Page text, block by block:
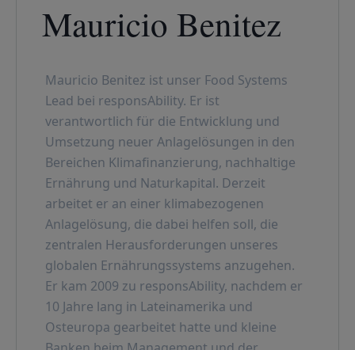
Mauricio Benitez
Mauricio Benitez ist unser Food Systems
Lead bei responsAbility. Er ist
verantwortlich für die Entwicklung und
Umsetzung neuer Anlagelösungen in den
Bereichen Klimafinanzierung, nachhaltige
Ernährung und Naturkapital. Derzeit
arbeitet er an einer klimabezogenen
Anlagelösung, die dabei helfen soll, die
zentralen Herausforderungen unseres
globalen Ernährungssystems anzugehen.
Er kam 2009 zu responsAbility, nachdem er
10 Jahre lang in Lateinamerika und
Osteuropa gearbeitet hatte und kleine